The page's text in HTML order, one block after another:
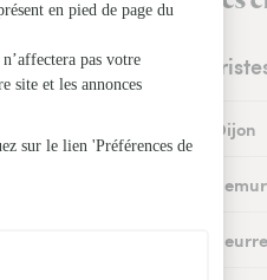
Les
Fleuristes à Dijon
Fleuristes à
Fleuristes à Seurre